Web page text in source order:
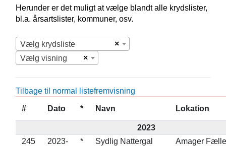
Herunder er det muligt at vælge blandt alle krydslister,
bl.a. årsartslister, kommuner, osv.
×
Vælg krydsliste
×
Vælg visning
Tilbage til normal listefremvisning
# Dato * Navn Lokation
2023
245
2023-
*
Sydlig Nattergal
Amager